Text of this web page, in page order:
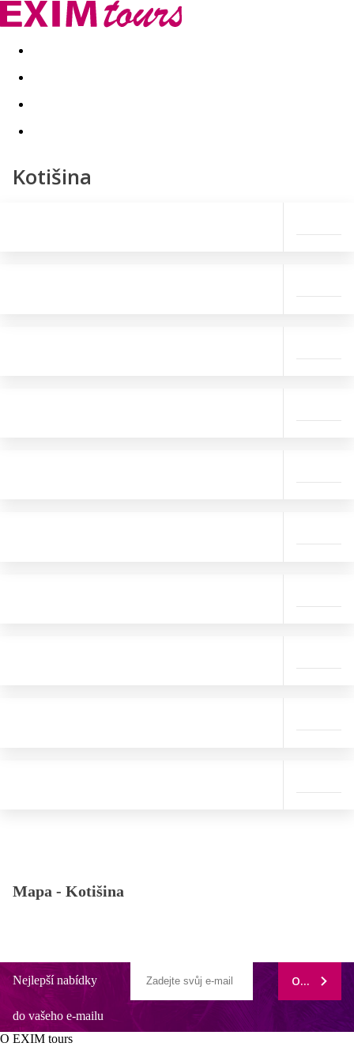
Akční nabídky Last minute
Kotišina
Mapa - Kotišina
Nejlepší nabídky
do vašeho e-mailu
ODEBÍRAT
O EXIM tours